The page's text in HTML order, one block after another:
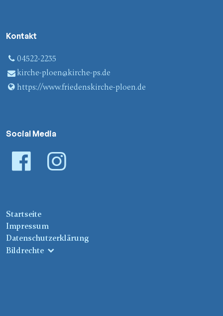
Kontakt
04522-2235
kirche-ploen@​kirche-ps.​de
https://www.​friedenskirche-ploen.​de
Social Media
Startseite
Impressum
Datenschutzerklärung
Bildrechte